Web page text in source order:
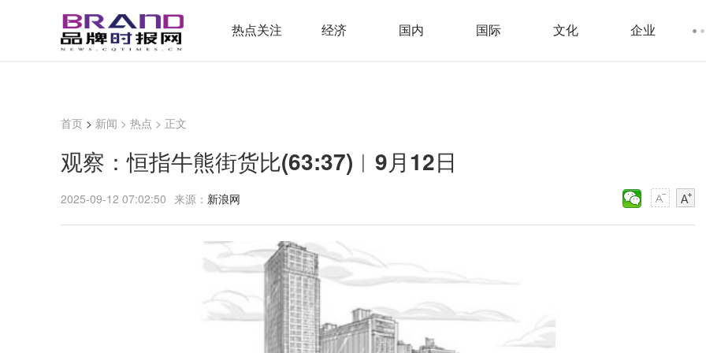
热点关注 经济 国内 国际 文化 企业
首页 > 新闻 > 热点 > 正文
观察：恒指牛熊街货比(63:37)︱9月12日
2025-09-12 07:02:50 来源： 新浪网